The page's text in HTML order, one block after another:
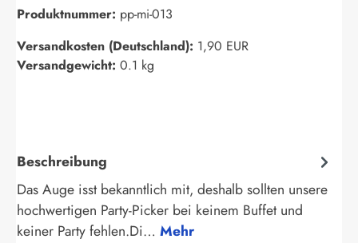
Produktnummer: pp-mi-013
Versandkosten (Deutschland): 1,90 EUR
Versandgewicht: 0.1 kg
Beschreibung
Das Auge isst bekanntlich mit, deshalb sollten unsere
hochwertigen Party-Picker bei keinem Buffet und
keiner Party fehlen.Di… Mehr